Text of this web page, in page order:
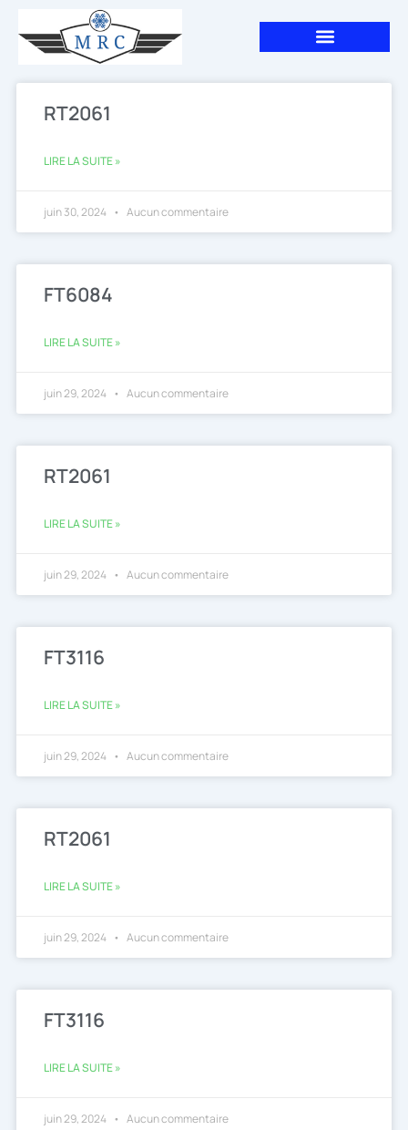
contenu
RT2061
LIRE LA SUITE »
juin 30, 2024 Aucun commentaire
FT6084
LIRE LA SUITE »
juin 29, 2024 Aucun commentaire
RT2061
LIRE LA SUITE »
juin 29, 2024 Aucun commentaire
FT3116
LIRE LA SUITE »
juin 29, 2024 Aucun commentaire
RT2061
LIRE LA SUITE »
juin 29, 2024 Aucun commentaire
FT3116
LIRE LA SUITE »
juin 29, 2024 Aucun commentaire